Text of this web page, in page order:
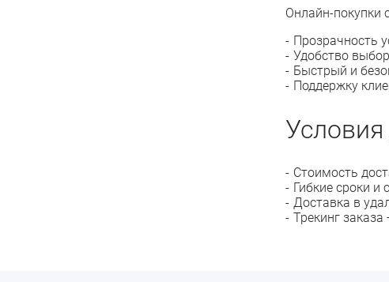
Онлайн-покупки
Прозрачность
Удобство
Быстрый и
Поддержку
Условия
Стоимость
Гибкие сроки
Доставка в
Трекинг